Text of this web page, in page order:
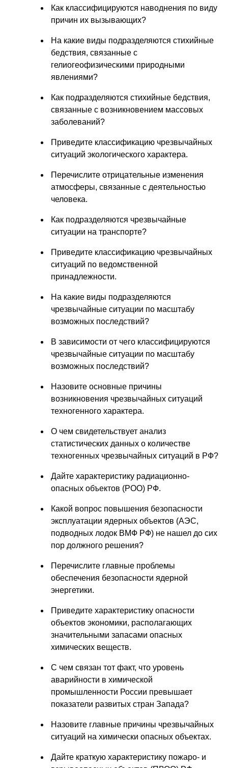
Как классифицируются наводнения по виду
причин их вызывающих?
На какие виды подразделяются стихийные
бедствия, связанные с
гелиогеофизическими природными
явлениями?
Как подразделяются стихийные бедствия,
связанные с возникновением массовых
заболеваний?
Приведите классификацию чрезвычайных
ситуаций экологического характера.
Перечислите отрицательные изменения
атмосферы, связанные с деятельностью
человека.
Как подразделяются чрезвычайные
ситуации на транспорте?
Приведите классификацию чрезвычайных
ситуаций по ведомственной
принадлежности.
На какие виды подразделяются
чрезвычайные ситуации по масштабу
возможных последствий?
В зависимости от чего классифицируются
чрезвычайные ситуации по масштабу
возможных последствий?
Назовите основные причины
возникновения чрезвычайных ситуаций
техногенного характера.
О чем свидетельствует анализ
статистических данных о количестве
техногенных чрезвычайных ситуаций в РФ?
Дайте характеристику радиационно-
опасных объектов (РОО) РФ.
Какой вопрос повышения безопасности
эксплуатации ядерных объектов (АЭС,
подводных лодок ВМФ РФ) не нашел до сих
пор должного решения?
Перечислите главные проблемы
обеспечения безопасности ядерной
энергетики.
Приведите характеристику опасности
объектов экономики, располагающих
значительными запасами опасных
химических веществ.
С чем связан тот факт, что уровень
аварийности в химической
промышленности России превышает
показатели развитых стран Запада?
Назовите главные причины чрезвычайных
ситуаций на химически опасных объектах.
Дайте краткую характеристику пожаро- и